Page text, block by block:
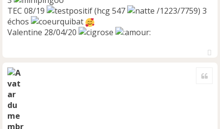
TEC 08/19
(hcg 547
/1223/7759) 3
échos
Valentine 28/04/20